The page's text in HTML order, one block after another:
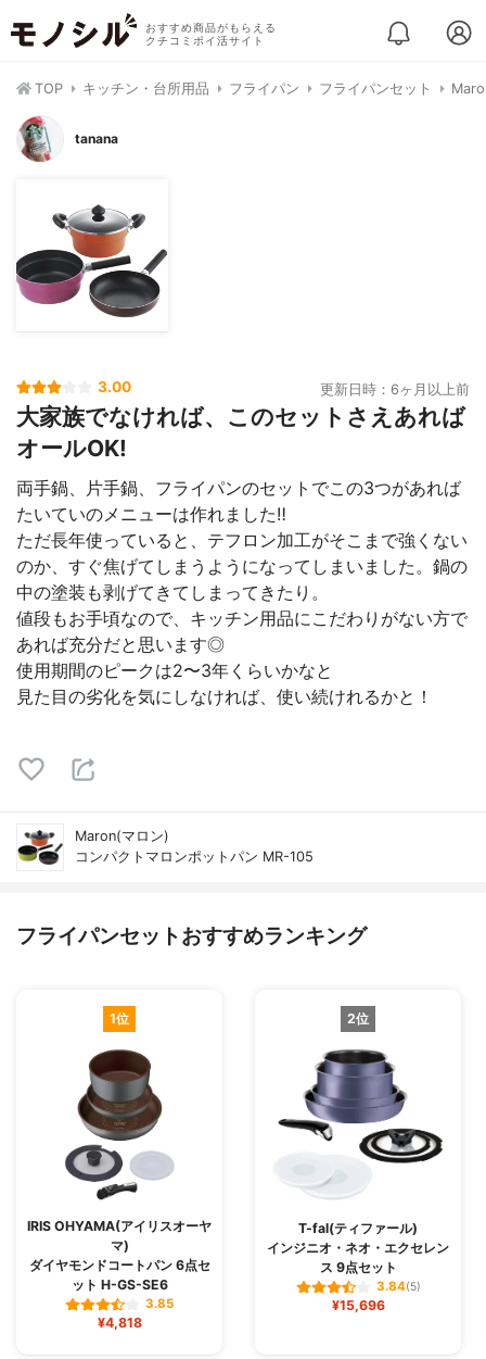
おすすめ商品がもらえる
クチコミポイ活サイト
TOP キッチン・台所用品 フライパン フライパンセット
tanana
3.00 更新日時：6ヶ月以上前
大家族でなければ、このセットさえあれば
オールOK!
両手鍋、片手鍋、フライパンのセットでこの3つがあれば
たいていのメニューは作れました‼︎
ただ長年使っていると、テフロン加工がそこまで強くない
のか、すぐ焦げてしまうようになってしまいました。鍋の
中の塗装も剥げてきてしまってきたり。
値段もお手頃なので、キッチン用品にこだわりがない方で
あれば充分だと思います◎
使用期間のピークは2〜3年くらいかなと
見た目の劣化を気にしなければ、使い続けれるかと！
Maron(マロン)
コンパクトマロンポットパン MR-105
フライパンセットおすすめランキング
1位
IRIS OHYAMA(アイリスオーヤ
マ)
ダイヤモンドコートパン 6点セ
ット H-GS-SE6
3.85
¥4,818
2位
T-fal(ティファール)
インジニオ・ネオ・エクセレン
ス 9点セット
3.84(5)
¥15,696